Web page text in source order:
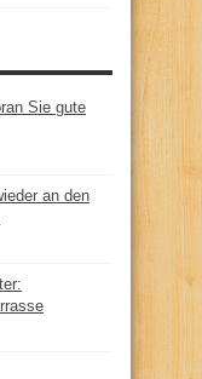
Sie gute
an den